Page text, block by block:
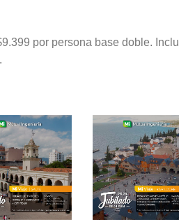
por persona base doble.